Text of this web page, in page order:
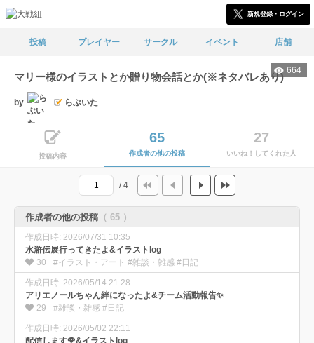
新規登録・ログイン
投稿 プレイヤー サークル イベント 店舗
664
マリー様のイラストとか贈り物会話とか(※ネタバレあり)
by らぶいた
投稿内容
65
作成者の他の投稿
27
いいね！してくれた人
/ 4
作成者の他の投稿 （ 65 ）
作成日時: 2026/07/31 10:35
水滸伝展行ってきたよ&イラストlog
30
#イラスト・アート #雑談・雑感 #日記
作成日時: 2026/05/14 21:28
アリエノールちゃん絆になったよ&チーム活動報告✨
29
#雑談・雑感 #日記
作成日時: 2026/05/02 22:11
配信します🌹&イラストlog